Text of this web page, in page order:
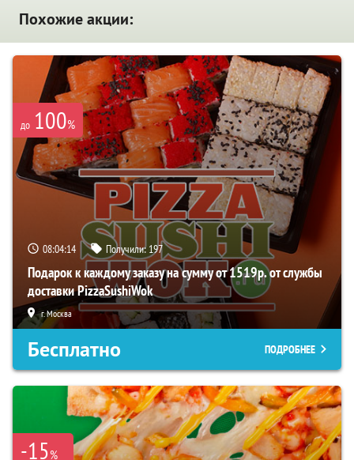
Похожие акции:
до 100%
08:04:14 Получили:197
Подарок к каждому заказу на сумму от 1519р. от службы
доставки PizzaSushiWok
г. Москва
Бесплатно ПОДРОБНЕЕ
-15%